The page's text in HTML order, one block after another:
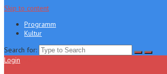
Skip to content
Programm
Kultur
Search for:
Login